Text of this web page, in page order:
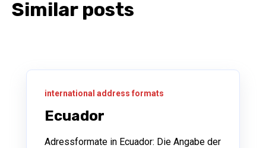
Similar posts
international address formats
Ecuador
Adressformate in Ecuador: Die Angabe der